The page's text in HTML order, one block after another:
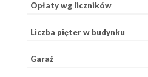
Opłaty wg liczników
Liczba pięter w budynku
Garaż